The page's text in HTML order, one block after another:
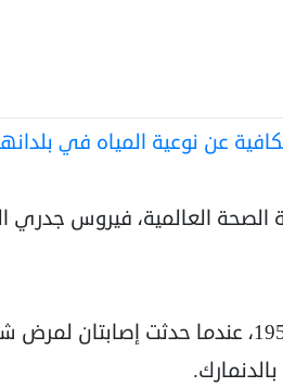
عن نوعية المياه في
الصحة العالمية، فيروس جدري
وظهر اسم جدري القرود أول مرة عام 1958، عندما